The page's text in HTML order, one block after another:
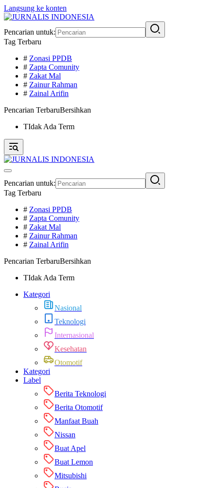
Langsung ke konten
Pencarian untuk:
Tag Terbaru
# Zonasi PPDB
# Zapta Comunity
# Zakat Mal
# Zainur Rahman
# Zainal Arifin
Pencarian TerbaruBersihkan
TIdak Ada Term
Pencarian untuk:
Tag Terbaru
# Zonasi PPDB
# Zapta Comunity
# Zakat Mal
# Zainur Rahman
# Zainal Arifin
Pencarian TerbaruBersihkan
TIdak Ada Term
Kategori
Nasional
Teknologi
Internasional
Kesehatan
Otomotif
Kategori
Label
Berita Teknologi
Berita Otomotif
Manfaat Buah
Nissan
Buat Apel
Buat Lemon
Mitsubishi